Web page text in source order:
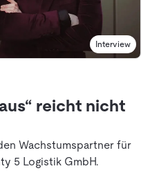
Interview
reicht nicht
Wachstumspartner für
5 Logistik GmbH.